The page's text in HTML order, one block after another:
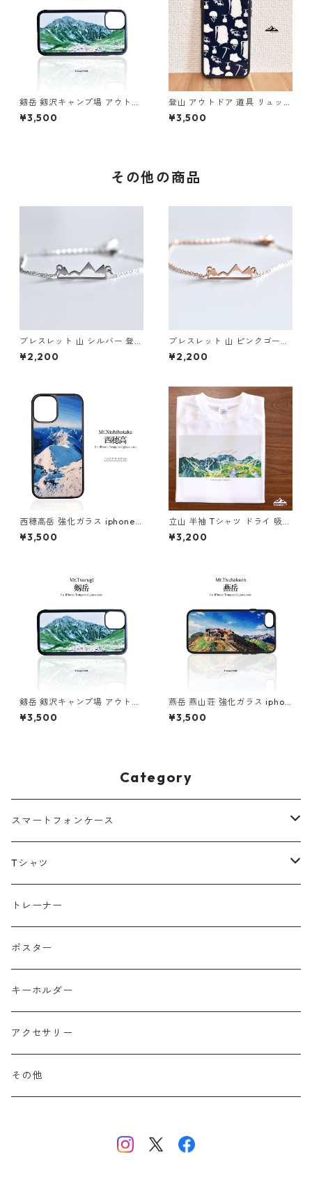
剱岳 剱沢キャンプ場 アウトド
ア 登山 山 iphone スマホケー
ス スマホカバー
¥3,500
登山 アウトドア 道具 リュック
ランタン アイゼン ピッケル 山
スマホケース スマホカバー
¥3,500
その他の商品
ブレスレット 山 シルバー 登山
アクセサリー アウトドア
¥2,200
ブレスレット 山 ピンクゴール
ド 登山 アクセサリー アウトド
ア
¥2,200
西穂高岳 強化ガラス iphone
スマホケース スマホカバーア
ウトドア 登山 山
¥3,500
立山 半袖 Tシャツ ドライ 吸水
速乾 山 登山 アウトドア 山Tシ
ャツ 山のイラスト（ホワイト
¥3,200
剱岳 剱沢キャンプ場 アウトド
ア 登山 山 iphone スマホケー
ス スマホカバー
¥3,500
燕岳 燕山荘 強化ガラス iphon
e スマホケース スマホカバー
アウトドア 山小屋 登山 山 北
¥3,500
Category
スマートフォンケース
海外
北海道
東北
上信越・尾瀬・日光・北関東
北アルプス
美ヶ原・八ヶ岳・秩父・多摩・南関東
Tシャツ
半袖
コットン
ポリエステル
長袖
Performance Art Wear
トレーナー
ポスター
キーホルダー
アクセサリー
その他